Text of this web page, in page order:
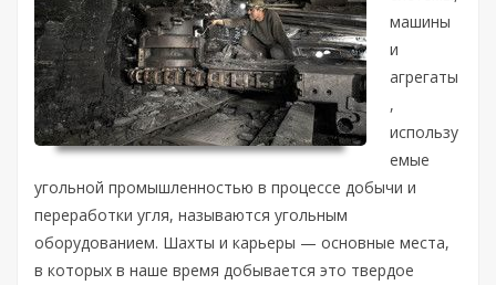
машины
и
агрегаты
,
использу
емые
угольной промышленностью в процессе добычи и
переработки угля, называются угольным
оборудованием. Шахты и карьеры — основные места,
в которых в наше время добывается это твердое